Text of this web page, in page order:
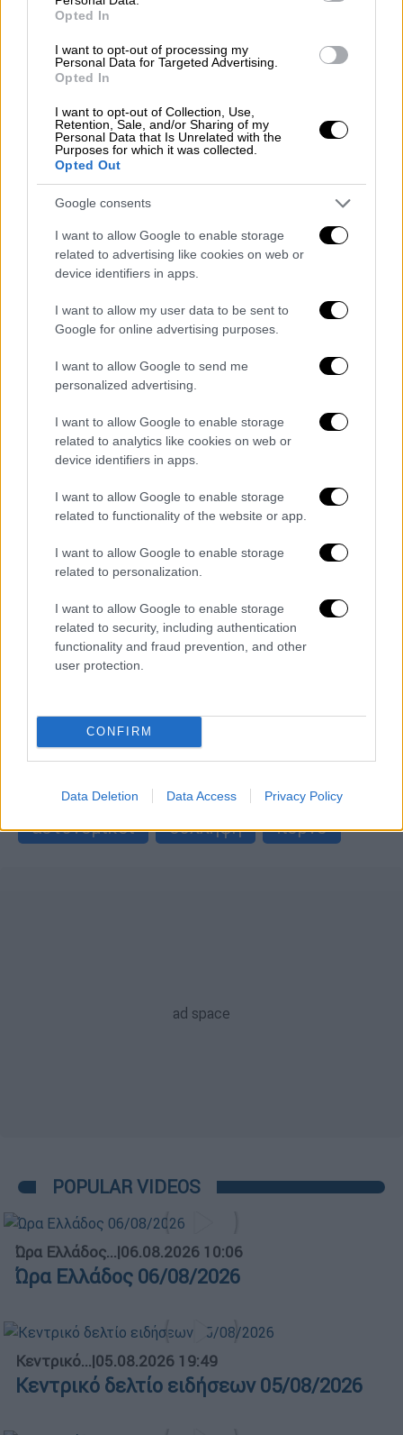
Opted In
I want to opt-out of processing my
Personal Data for Targeted Advertising.
Opted In
I want to opt-out of Collection, Use,
Retention, Sale, and/or Sharing of my
Personal Data that Is Unrelated with the
Purposes for which it was collected.
Opted Out
Google consents
I want to allow Google to enable storage
related to advertising like cookies on web or
device identifiers in apps.
I want to allow my user data to be sent to
Google for online advertising purposes.
I want to allow Google to send me
personalized advertising.
I want to allow Google to enable storage
related to analytics like cookies on web or
device identifiers in apps.
I want to allow Google to enable storage
related to functionality of the website or app.
I want to allow Google to enable storage
related to personalization.
I want to allow Google to enable storage
related to security, including authentication
functionality and fraud prevention, and other
user protection.
CONFIRM
Data Deletion Data Access Privacy Policy
Ελλάδα|16.10.2019 10:54
Οι Καλαματιανοί πρώτοι στην
αναζήτηση ερωτικών ταινιών - Ποιοι
ακολουθούν (vid)
Η ημέρα της εβδομάδας που το κοινό
ταινίες είναι η Πέμπτη
Κόσμος|21.12.2018 13:50
Θες πορνό; Χρειάζεσαι ταυτότητα ή
δίπλωμα οδήγησης
Με απόδειξη της ηλικίας θα μπορεί σε λίγο
καιρό κάποιος να παρακολουθεί ταινίες
ερωτικού περιεχομένου μέσω ίντερνετ
ΑΛΛΑ #TAGS
ειδήσεις τώρα
Pornhub
Κώστας Γκουσγκούνης
αστυνομικοί
σύλληψη πορνό
POPULAR VIDEOS
Ώρα Ελλάδος...|06.08.2026 10:06
Ώρα Ελλάδος 06/08/2026
Κεντρικό...|05.08.2026 19:49
Κεντρικό δελτίο ειδήσεων 05/08/2026